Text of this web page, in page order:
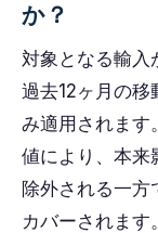
か？
対象となる輸入
過去12ヶ月の
み適用されます
値により、本
除外される一
カバーされます